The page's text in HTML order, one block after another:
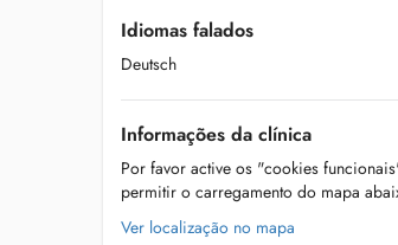
Idiomas falados
Deutsch
Informações da clínica
Por favor active os "cookies
permitir o carregamento do mapa
Ver localização no mapa